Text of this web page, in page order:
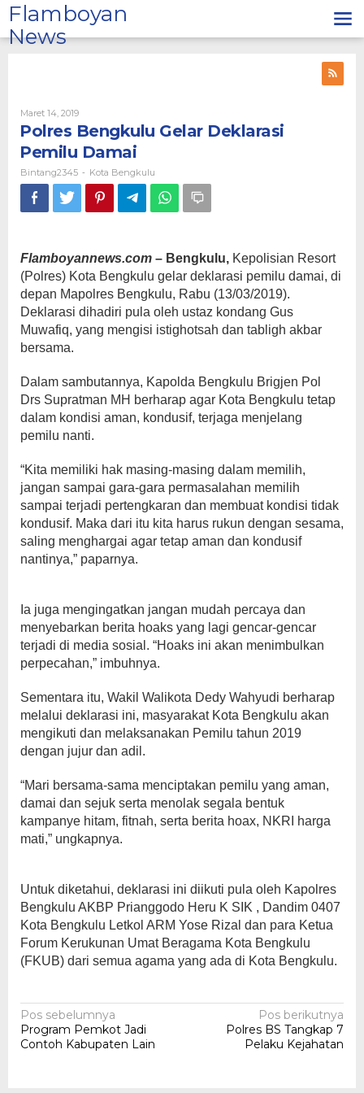
Lewati
ke
konten
Flamboyan
News
Maret 14, 2019Oleh
Bintang2345
Polres Bengkulu Gelar Deklarasi
Pemilu Damai
Bintang2345 - Kota Bengkulu
Flamboyannews.com – Bengkulu, Kepolisian Resort
(Polres) Kota Bengkulu gelar deklarasi pemilu damai, di
depan Mapolres Bengkulu, Rabu (13/03/2019).
Deklarasi dihadiri pula oleh ustaz kondang Gus
Muwafiq, yang mengisi istighotsah dan tabligh akbar
bersama.
Dalam sambutannya, Kapolda Bengkulu Brigjen Pol
Drs Supratman MH berharap agar Kota Bengkulu tetap
dalam kondisi aman, kondusif, terjaga menjelang
pemilu nanti.
“Kita memiliki hak masing-masing dalam memilih,
jangan sampai gara-gara permasalahan memilih
sampai terjadi pertengkaran dan membuat kondisi tidak
kondusif. Maka dari itu kita harus rukun dengan sesama,
saling menghargai agar tetap aman dan kondusif
nantinya,” paparnya.
Ia juga mengingatkan jangan mudah percaya dan
menyebarkan berita hoaks yang lagi gencar-gencar
terjadi di media sosial. “Hoaks ini akan menimbulkan
perpecahan,” imbuhnya.
Sementara itu, Wakil Walikota Dedy Wahyudi berharap
melalui deklarasi ini, masyarakat Kota Bengkulu akan
mengikuti dan melaksanakan Pemilu tahun 2019
dengan jujur dan adil.
“Mari bersama-sama menciptakan pemilu yang aman,
damai dan sejuk serta menolak segala bentuk
kampanye hitam, fitnah, serta berita hoax, NKRI harga
mati,” ungkapnya.
Untuk diketahui, deklarasi ini diikuti pula oleh Kapolres
Bengkulu AKBP Prianggodo Heru K SIK , Dandim 0407
Kota Bengkulu Letkol ARM Yose Rizal dan para Ketua
Forum Kerukunan Umat Beragama Kota Bengkulu
(FKUB) dari semua agama yang ada di Kota Bengkulu.
Navigasi
pos
Pos sebelumnya
Program Pemkot Jadi
Contoh Kabupaten Lain
Pos berikutnya
Polres BS Tangkap 7
Pelaku Kejahatan